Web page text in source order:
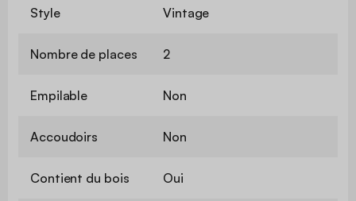
Style Vintage
Nombre de places 2
Empilable Non
Accoudoirs Non
Contient du bois Oui